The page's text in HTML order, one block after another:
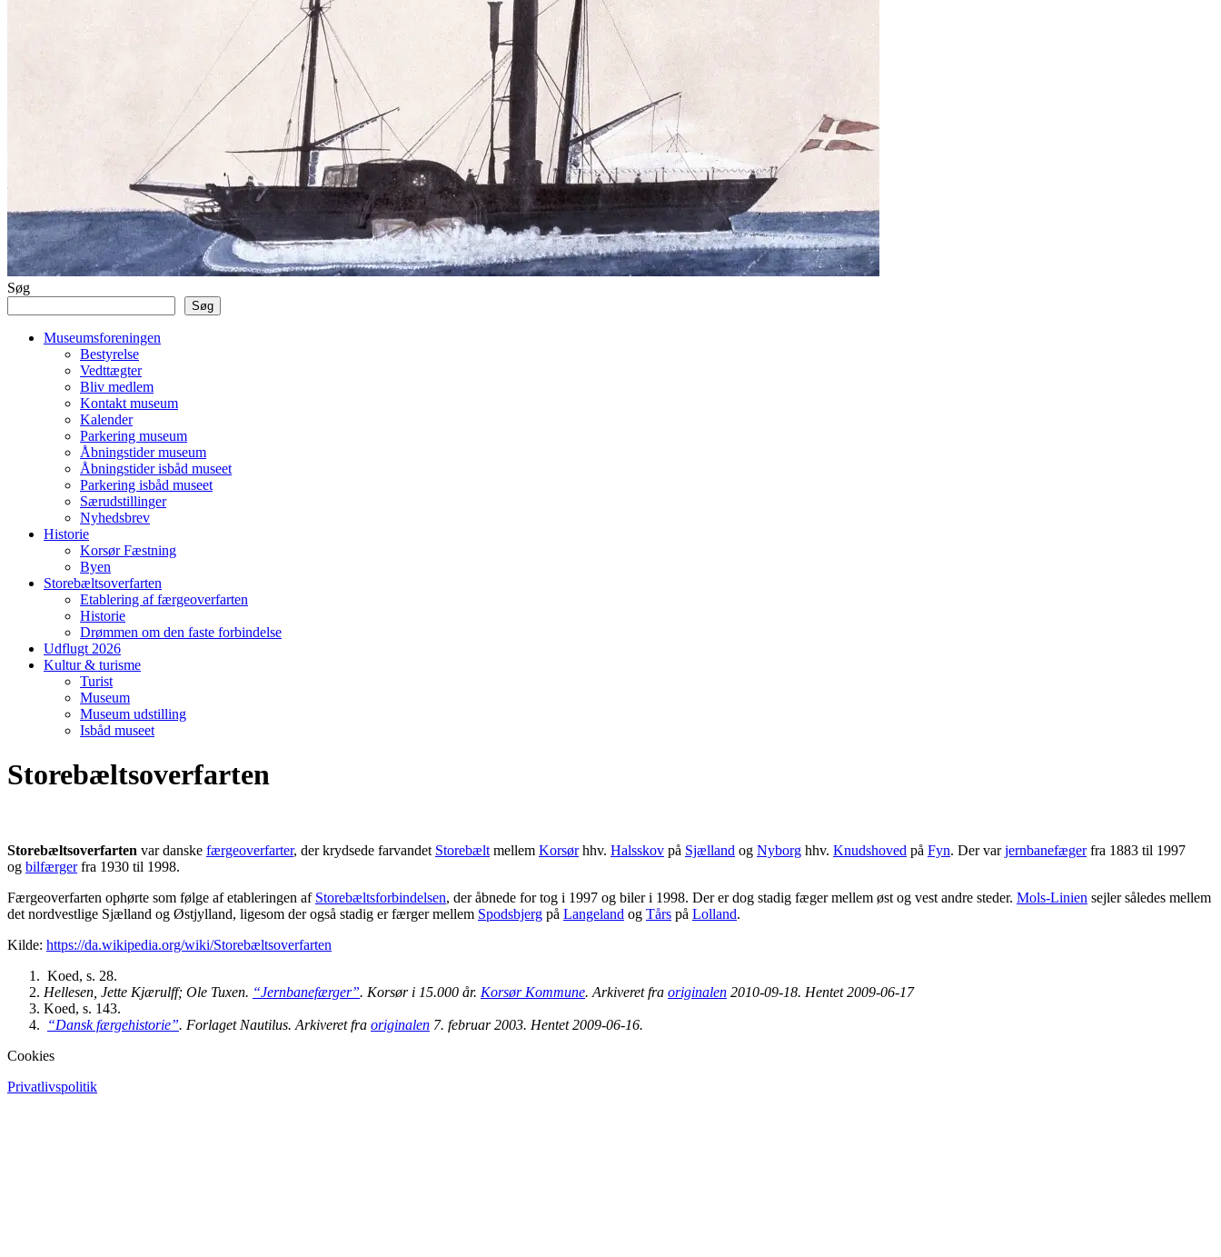
Søg
Søg
Museumsforeningen
Bestyrelse
Vedttægter
Bliv medlem
Kontakt museum
Kalender
Parkering museum
Åbningstider museum
Åbningstider isbåd museet
Parkering isbåd museet
Særudstillinger
Nyhedsbrev
Historie
Korsør Fæstning
Byen
Storebæltsoverfarten
Etablering af færgeoverfarten
Historie
Drømmen om den faste forbindelse
Udflugt 2026
Kultur & turisme
Turist
Museum
Museum udstilling
Isbåd museet
Storebæltsoverfarten
Storebæltsoverfarten var danske færgeoverfarter, der krydsede farvandet Storebælt mellem Korsørhhv. Halsskov på Sjælland og Nyborg hhv. Knudshoved på Fyn. Der varjernbanefægerfra 1883 til 1997
og bilfærgerfra 1930 til 1998.
Færgeoverfarten ophørte som følge af etableringen af Storebæltsforbindelsen, der åbnede for tog i 1997 og biler i 1998. Der er dog stadig fæger mellem øst og vest andre steder. Mols-Linien sejler således mellem
det nordvestlige Sjælland og Østjylland, ligesom der også stadig er færger mellem Spodsbjerg på Langeland og Tårs på Lolland.
Kilde: https://da.wikipedia.org/wiki/Storebæltsoverfarten
Koed, s. 28.
Hellesen, Jette Kjærulff; Ole Tuxen. “Jernbanefærger”. Korsør i 15.000 år. Korsør Kommune. Arkiveret fra originalen 2010-09-18. Hentet2009-06-17
Koed, s. 143.
“Dansk færgehistorie”. Forlaget Nautilus. Arkiveret fra originalen 7. februar 2003. Hentet2009-06-16.
Cookies
Privatlivspolitik